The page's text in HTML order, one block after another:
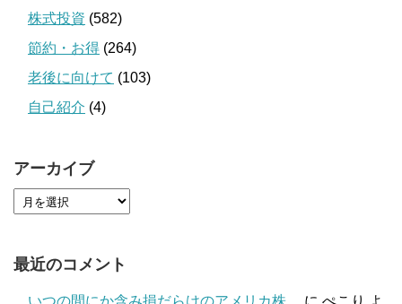
株式投資 (582)
節約・お得 (264)
老後に向けて (103)
自己紹介 (4)
アーカイブ
最近のコメント
いつの間にか含み損だらけのアメリカ株。 に ぺこり よ